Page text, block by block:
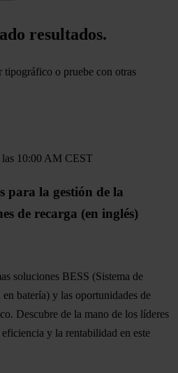
resultados.
tipográfico o pruebe con otras
las 10:00 AM CEST
para la gestión de la
de recarga (en inglés)
soluciones BESS (Sistema de
batería) y las oportunidades de
Descubre de la mano de los líderes
y la rentabilidad en este